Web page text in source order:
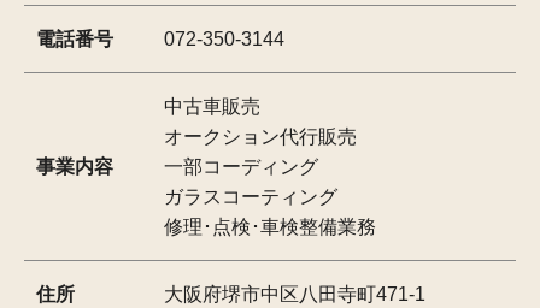
電話番号 072-350-3144
事業内容
中古車販売
オークション代行販売
一部コーディング
ガラスコーティング
修理･点検･車検整備業務
住所 大阪府堺市中区八田寺町471-1